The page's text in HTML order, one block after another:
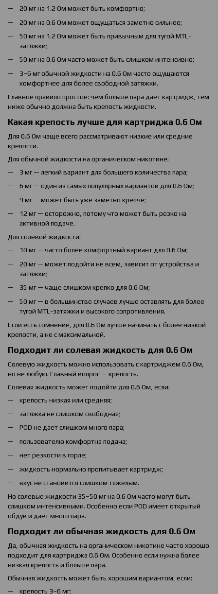
20 мг на 1.2 Ом может быть комфортно;
20 мг на 0.6 Ом может ощущаться заметно сильнее;
50 мг на 1.2 Ом может быть привычным для тугой MTL-
затяжки;
50 мг на 0.6 Ом часто может быть слишком интенсивно;
3–6 мг обычной жидкости на 0.6 Ом часто ощущаются
комфортнее для более свободной затяжки.
Главное правило простое: чем больше пара дает картридж, тем
ниже обычно должна быть крепость жидкости.
Какая крепость лучше для картриджа 0.6 Ом
Для 0.6 Ом чаще всего рассматривают низкие или средние
крепости.
Для обычной жидкости на органическом никотине:
3 мг — легкий вариант для большего количества пара;
6 мг — один из самых популярных вариантов для 0.6 Ом;
9 мг — может быть уже заметно крепче;
12 мг — осторожно, потому что может быть резко на
активной подаче.
Для солевой жидкости:
10 мг — часто более комфортный вариант для 0.6 Ом;
20 мг — может подойти не всем, зависит от устройства и
затяжки;
35 мг — чаще слишком крепко для 0.6 Ом;
50 мг — в большинстве случаев лучше оставлять для более
тугой MTL-затяжки и высокого сопротивления.
Если есть сомнение, для 0.6 Ом лучше начинать с более низкой
крепости, а не с максимальной.
Подходит ли солевая жидкость для 0.6 Ом
Солевую жидкость можно использовать с картриджем 0.6 Ом,
но не любую. Главный вопрос — крепость.
Солевая жидкость может подойти для 0.6 Ом, если:
крепость низкая или средняя;
затяжка не слишком свободная;
POD не дает слишком много пара;
пользователю комфортна подача;
нет резкости в горле;
жидкость нормально пропитывает картридж;
вкус не становится слишком тяжелым.
Но солевые жидкости 35–50 мг на 0.6 Ом часто могут быть
слишком интенсивными. Особенно если POD имеет открытый
обдув и дает много пара.
Подходит ли обычная жидкость для 0.6 Ом
Да, обычная жидкость на органическом никотине часто хорошо
подходит для картриджа 0.6 Ом. Особенно если нужна более
низкая крепость и больше пара.
Обычная жидкость может быть хорошим вариантом, если:
крепость 3–6 мг;